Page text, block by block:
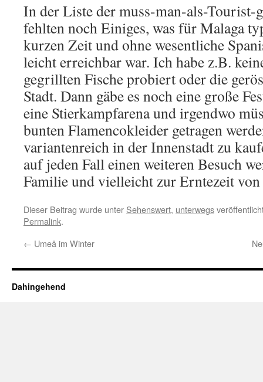
In der Liste der muss-man-als-Tourist-
fehlten noch Einiges, was für Malaga
kurzen Zeit und ohne wesentliche
leicht erreichbar war. Ich habe z.B.
gegrillten Fische probiert oder die
Stadt. Dann gäbe es noch eine große
eine Stierkampfarena und irgendwo
bunten Flamencokleider getragen
variantenreich in der Innenstadt zu
auf jeden Fall einen weiteren Besuch
Familie und vielleicht zur Erntezeit
Dieser Beitrag wurde unter Sehenswert, unterwegs
Permalink.
← Umeå im Winter
Dahingehend